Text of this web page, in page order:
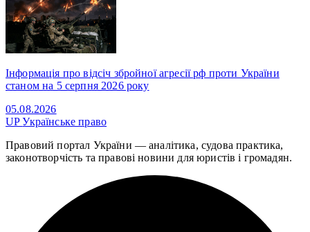
Інформація про відсіч збройної агресії рф проти України
станом на 5 серпня 2026 року
05.08.2026
UPУкраїнське право
Правовий портал України — аналітика, судова практика,
законотворчість та правові новини для юристів і громадян.